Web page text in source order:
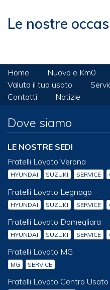
Le nostre
Home Nuovo e Km0
Valuta il tuo usato
Contatti
Notizie
Dove siamo
LE NOSTRE SEDI
Fratelli Lovato Verona
HYUNDAI SUZUKI SERVICE
Fratelli Lovato Legnago
HYUNDAI SUZUKI SERVICE
Fratelli Lovato Domegliara
HYUNDAI SUZUKI SERVICE
Fratelli Lovato MG
MG SERVICE
Fratelli Lovato Centro Usato